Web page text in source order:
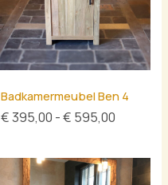
Badkamermeubel Ben 4
€395,00 -€ 595,00